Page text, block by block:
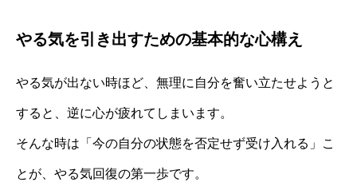
やる気を引き出すための基本的な心構え
やる気が出ない時ほど、無理に自分を奮い立たせようと
すると、逆に心が疲れてしまいます。
そんな時は「今の自分の状態を否定せず受け入れる」こ
とが、やる気回復の第一歩です。